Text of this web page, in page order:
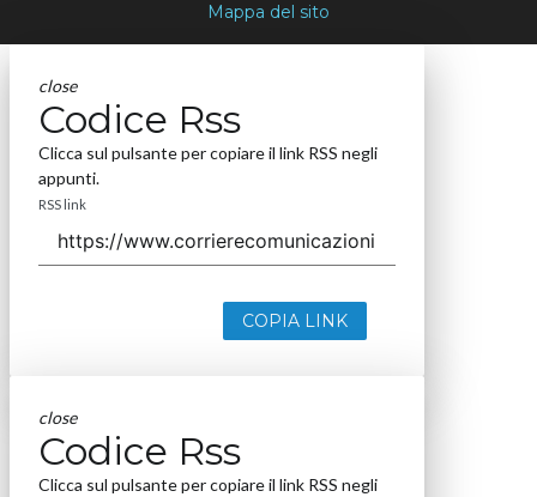
Mappa del sito
close
Codice Rss
Clicca sul pulsante per copiare il link RSS negli
appunti.
RSS link
COPIA LINK
close
Codice Rss
Clicca sul pulsante per copiare il link RSS negli